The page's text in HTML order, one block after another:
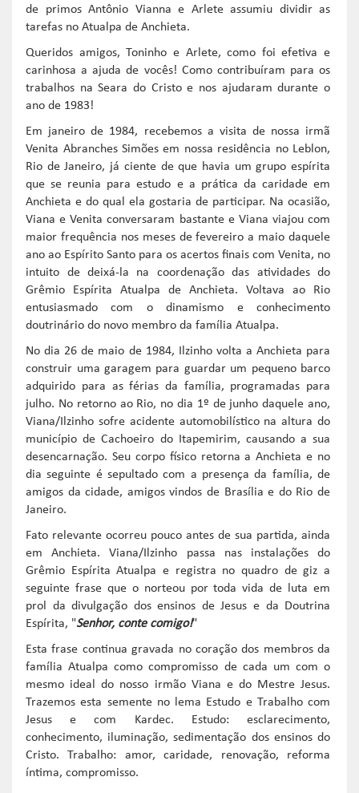
de primos Antônio Vianna e Arlete assumiu dividir as
tarefas no Atualpa de Anchieta.
Queridos amigos, Toninho e Arlete, como foi efetiva e
carinhosa a ajuda de vocês! Como contribuíram para os
trabalhos na Seara do Cristo e nos ajudaram durante o
ano de 1983!
Em janeiro de 1984, recebemos a visita de nossa irmã
Venita Abranches Simões em nossa residência no Leblon,
Rio de Janeiro, já ciente de que havia um grupo espírita
que se reunia para estudo e a prática da caridade em
Anchieta e do qual ela gostaria de participar. Na ocasião,
Viana e Venita conversaram bastante e Viana viajou com
maior frequência nos meses de fevereiro a maio daquele
ano ao Espírito Santo para os acertos finais com Venita, no
intuito de deixá-la na coordenação das atividades do
Grêmio Espírita Atualpa de Anchieta. Voltava ao Rio
entusiasmado com o dinamismo e conhecimento
doutrinário do novo membro da família Atualpa.
No dia 26 de maio de 1984, Ilzinho volta a Anchieta para
construir uma garagem para guardar um pequeno barco
adquirido para as férias da família, programadas para
julho. No retorno ao Rio, no dia 1º de junho daquele ano,
Viana/Ilzinho sofre acidente automobilístico na altura do
município de Cachoeiro do Itapemirim, causando a sua
desencarnação. Seu corpo físico retorna a Anchieta e no
dia seguinte é sepultado com a presença da família, de
amigos da cidade, amigos vindos de Brasília e do Rio de
Janeiro.
Fato relevante ocorreu pouco antes de sua partida, ainda
em Anchieta. Viana/Ilzinho passa nas instalações do
Grêmio Espírita Atualpa e registra no quadro de giz a
seguinte frase que o norteou por toda vida de luta em
prol da divulgação dos ensinos de Jesus e da Doutrina
Espírita, "Senhor, conte comigo!"
Esta frase continua gravada no coração dos membros da
família Atualpa como compromisso de cada um com o
mesmo ideal do nosso irmão Viana e do Mestre Jesus.
Trazemos esta semente no lema Estudo e Trabalho com
Jesus e com Kardec. Estudo: esclarecimento,
conhecimento, iluminação, sedimentação dos ensinos do
Cristo. Trabalho: amor, caridade, renovação, reforma
íntima, compromisso.